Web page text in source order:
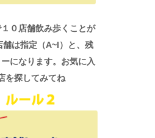
０店舗飲み歩くことが
舗は指定（A~I）と、残
になります。お気に入
を探してみてね